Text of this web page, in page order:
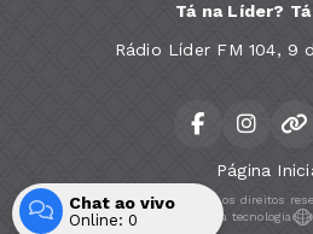
Tá na Líder?
Rádio Líder FM 104, 9
Página
Todos os direitos
Com a tecnologia
Chat ao vivo
Online: 0